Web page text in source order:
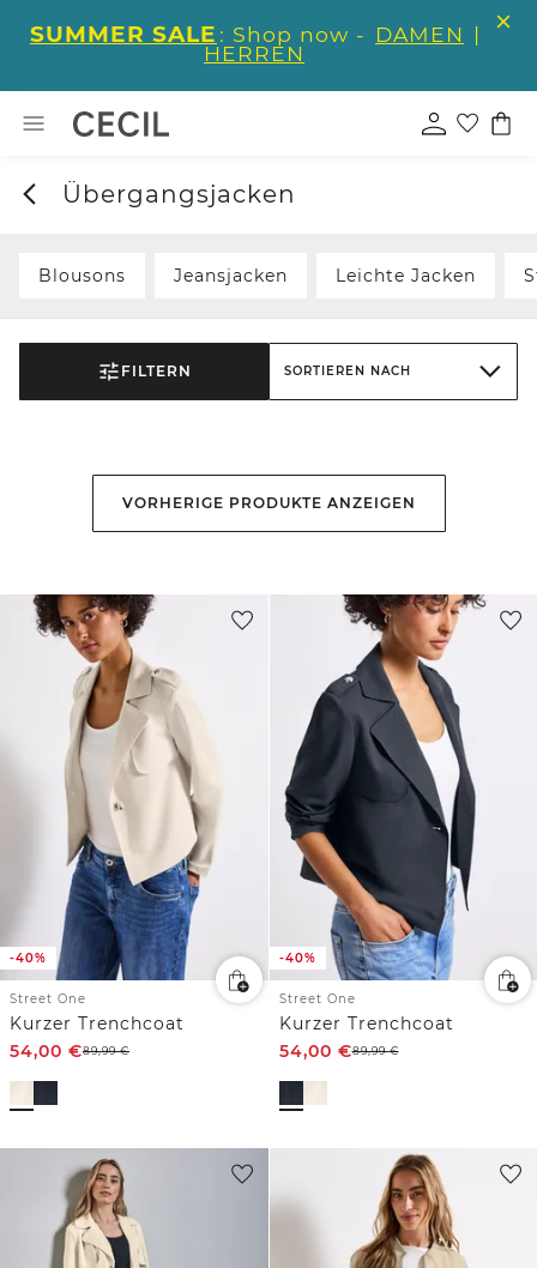
SUMMER SALE : Shop now - DAMEN |
HERREN
Übergangsjacken
Blousons Jeansjacken Leichte Jacken
FILTERN SORTIEREN NACH
VORHERIGE PRODUKTE ANZEIGEN
-40%
Street One
Kurzer Trenchcoat
54,00 €89,99€
-40%
Street One
Kurzer Trenchcoat
54,00 €89,99€